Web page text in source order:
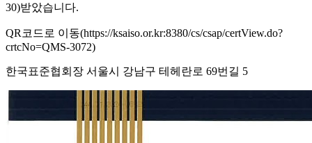
30)받았습니다.
QR코드로 이동(https://ksaiso.or.kr:8380/cs/csap/certView.do?
crtcNo=QMS-3072)
한국표준협회장 서울시 강남구 테헤란로 69번길 5